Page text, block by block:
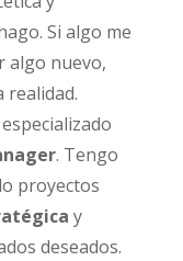
Si algo me
algo nuevo,
realidad.
. Tengo
proyectos
y
deseados.